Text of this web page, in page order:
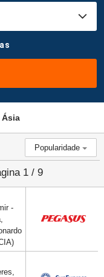
Popularidade
1 / 9
-